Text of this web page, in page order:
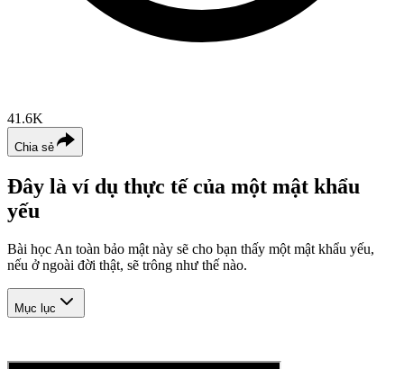
41.6K
Chia sẻ
Đây là ví dụ thực tế của một mật khẩu
yếu
Bài học An toàn bảo mật này sẽ cho bạn thấy một mật khẩu yếu,
nếu ở ngoài đời thật, sẽ trông như thế nào.
Mục lục